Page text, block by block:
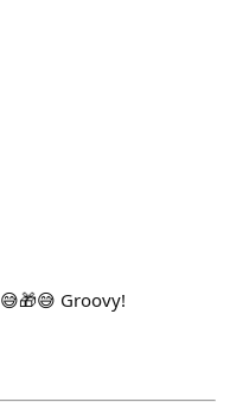
Groovy!